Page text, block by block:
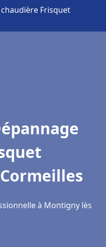
Frisquet
à Montigny lès